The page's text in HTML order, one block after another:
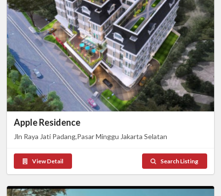
Apple Residence
Jln Raya Jati Padang,Pasar Minggu Jakarta Selatan
View Detail Search Listing